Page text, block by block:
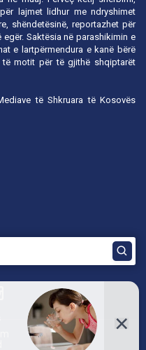
lajmet lidhur me ndryshimet
shëndetësinë, reportazhet për
Saktësia në parashikimin e
e lartpërmendura e kanë bërë
të motit për të gjithë shqiptarët
të Shkruara të Kosovës